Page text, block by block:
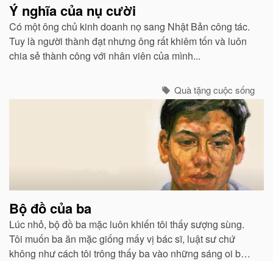
Ý nghĩa của nụ cười
Có một ông chủ kinh doanh nọ sang Nhật Bản công tác.
Tuy là người thành đạt nhưng ông rất khiêm tốn và luôn
chia sẻ thành công với nhân viên của mình...
Quà tặng cuộc sống
Bộ đồ của ba
Lúc nhỏ, bộ đồ ba mặc luôn khiến tôi thấy sượng sùng.
Tôi muốn ba ăn mặc giống mấy vị bác sĩ, luật sư chứ
không như cách tôi trông thấy ba vào những sáng oi bức